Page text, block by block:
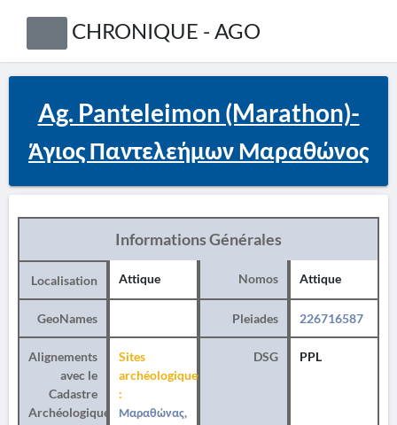
CHRONIQUE - AGO
Ag. Panteleimon (Marathon)-
Άγιος Παντελεήμων Μαραθώνος
Informations Générales
Localisation Attique Nomos Attique
GeoNames Pleiades 226716587
Alignements
avec le
Cadastre
Archéologique
Sites
archéologiques
:
Μαραθώνας,
DSG PPL